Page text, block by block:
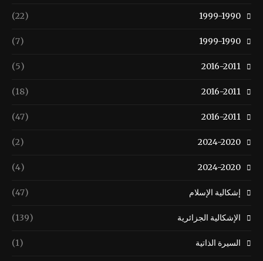
1999-1990
(22)
1999-1990
(7)
2016-2011
(5)
2016-2011
(18)
2016-2011
(47)
2024-2020
(2)
2024-2020
(4)
إشكالية الإسلام (47)
الإشكالية الجزائرية (139)
السيرة الذاتية (1)